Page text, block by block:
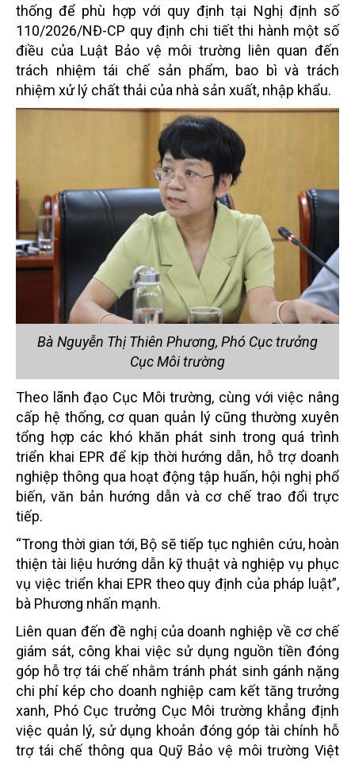
thống để phù hợp với quy định tại Nghị định số
110/2026/NĐ-CP quy định chi tiết thi hành một số
điều của Luật Bảo vệ môi trường liên quan đến
trách nhiệm tái chế sản phẩm, bao bì và trách
nhiệm xử lý chất thải của nhà sản xuất, nhập khẩu.
Bà Nguyễn Thị Thiên Phương, Phó Cục trưởng
Cục Môi trường
Theo lãnh đạo Cục Môi trường, cùng với việc nâng
cấp hệ thống, cơ quan quản lý cũng thường xuyên
tổng hợp các khó khăn phát sinh trong quá trình
triển khai EPR để kịp thời hướng dẫn, hỗ trợ doanh
nghiệp thông qua hoạt động tập huấn, hội nghị phổ
biến, văn bản hướng dẫn và cơ chế trao đổi trực
tiếp.
“Trong thời gian tới, Bộ sẽ tiếp tục nghiên cứu, hoàn
thiện tài liệu hướng dẫn kỹ thuật và nghiệp vụ phục
vụ việc triển khai EPR theo quy định của pháp luật”,
bà Phương nhấn mạnh.
Liên quan đến đề nghị của doanh nghiệp về cơ chế
giám sát, công khai việc sử dụng nguồn tiền đóng
góp hỗ trợ tái chế nhằm tránh phát sinh gánh nặng
chi phí kép cho doanh nghiệp cam kết tăng trưởng
xanh, Phó Cục trưởng Cục Môi trường khẳng định
việc quản lý, sử dụng khoản đóng góp tài chính hỗ
trợ tái chế thông qua Quỹ Bảo vệ môi trường Việt